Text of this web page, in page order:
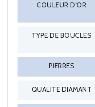
COULEUR D'OR
TYPE DE BOUCLES
PIERRES
QUALITE DIAMANT